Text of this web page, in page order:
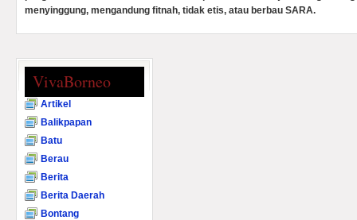
menyinggung, mengandung fitnah, tidak etis, atau berbau SARA.
VivaBorneo
Artikel
Balikpapan
Batu
Berau
Berita
Berita Daerah
Bontang